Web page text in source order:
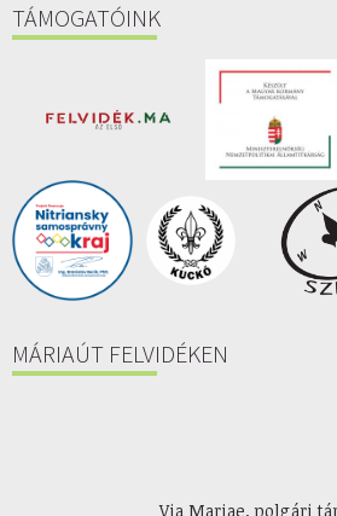
TÁMOGATÓINK
MÁRIAÚT FELVIDÉKEN
Via Mariae, polgári